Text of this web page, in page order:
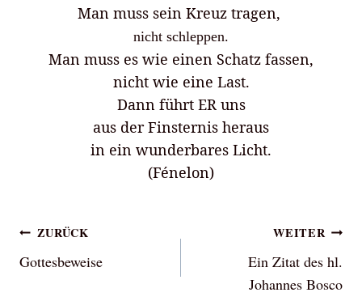
Man muss sein Kreuz tragen,
nicht schleppen.
Man muss es wie einen Schatz fassen,
nicht wie eine Last.
Dann führt ER uns
aus der Finsternis heraus
in ein wunderbares Licht.
(Fénelon)
Beitragsnavigation
ZURÜCK
Gottesbeweise
WEITER
Ein Zitat des hl.
Johannes Bosco